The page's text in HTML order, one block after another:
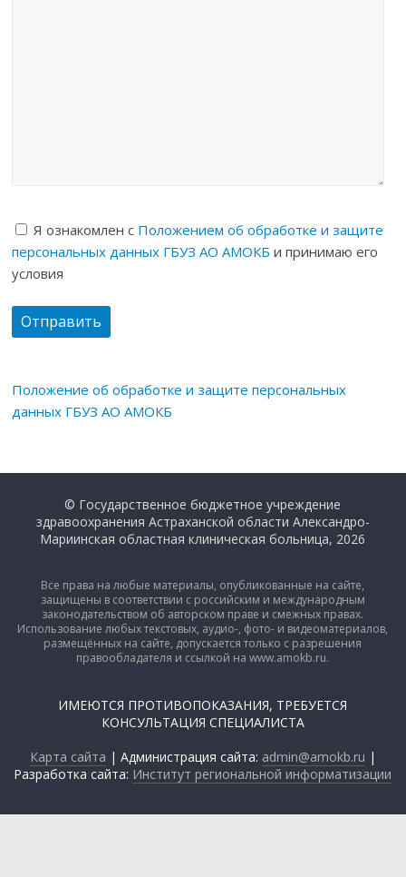
Я ознакомлен с Положением об обработке и защите
персональных данных ГБУЗ АО АМОКБ и принимаю его
условия
Положение об обработке и защите персональных
данных ГБУЗ АО АМОКБ
© Государственное бюджетное учреждение
здравоохранения Астраханской области Александро-
Мариинская областная клиническая больница, 2026
Все права на любые материалы, опубликованные на сайте,
защищены в соответствии с российским и международным
законодательством об авторском праве и смежных правах.
Использование любых текстовых, аудио-, фото- и видеоматериалов,
размещённых на сайте, допускается только с разрешения
правообладателя и ссылкой на www.amokb.ru.
ИМЕЮТСЯ ПРОТИВОПОКАЗАНИЯ, ТРЕБУЕТСЯ
КОНСУЛЬТАЦИЯ СПЕЦИАЛИСТА
Карта сайта | Администрация сайта: admin@amokb.ru |
Разработка сайта: Институт региональной информатизации